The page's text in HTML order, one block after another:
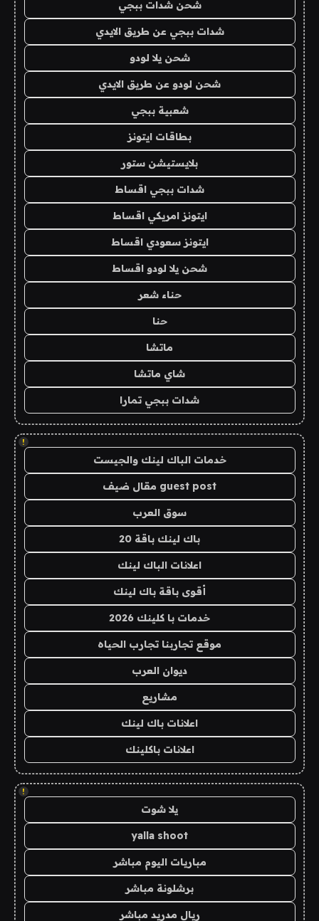
شحن شدات ببجي
شدات ببجي عن طريق الايدي
شحن يلا لودو
شحن لودو عن طريق الايدي
شعبية ببجي
بطاقات ايتونز
بلايستيشن ستور
شدات ببجي اقساط
ايتونز امريكي اقساط
ايتونز سعودي اقساط
شحن يلا لودو اقساط
حناء شعر
حنا
ماتشا
شاي ماتشا
شدات ببجي تمارا
!
خدمات الباك لينك والجيست
guest post مقال ضيف
سوق العرب
باك لينك باقة 20
اعلانات الباك لينك
أقوى باقة باك لينك
خدمات با كلينك 2026
موقع تجاربنا تجارب الحياه
ديوان العرب
مشاريع
اعلانات باك لينك
اعلانات باكلينك
!
يلا شوت
yalla shoot
مباريات اليوم مباشر
برشلونة مباشر
ريال مدريد مباشر